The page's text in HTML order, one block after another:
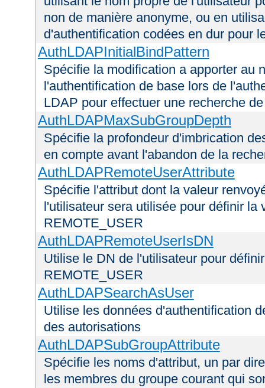
non de manière anonyme, ou en
d'authentification codées en dur pour
AuthLDAPInitialBindPattern
Spécifie la modification a apporter au
l'authentification de base lors de
LDAP pour effectuer une recherche
AuthLDAPMaxSubGroupDepth
Spécifie la profondeur d'imbrication
en compte avant l'abandon de la
AuthLDAPRemoteUserAttribute
Spécifie l'attribut dont la valeur
l'utilisateur sera utilisée pour définir la
REMOTE_USER
AuthLDAPRemoteUserIsDN
Utilise le DN de l'utilisateur pour
REMOTE_USER
AuthLDAPSearchAsUser
Utilise les données d'authentification
des autorisations
AuthLDAPSubGroupAttribute
Spécifie les noms d'attribut, un par
les membres du groupe courant qui